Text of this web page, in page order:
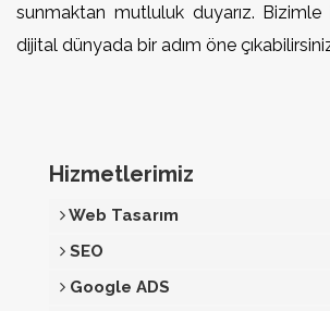
sunmaktan mutluluk duyarız. Bizimle
dijital dünyada bir adım öne
Hizmetlerimiz
Web Tasarım
SEO
Google ADS